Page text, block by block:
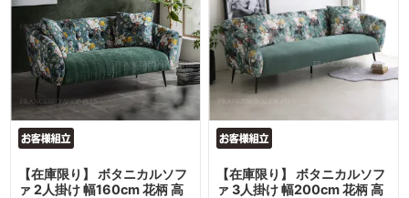
【在庫限り】 ボタニカルソフ
ァ 2人掛け 幅160cm 花柄 高
【在庫限り】 ボタニカルソフ
ァ 3人掛け 幅200cm 花柄 高